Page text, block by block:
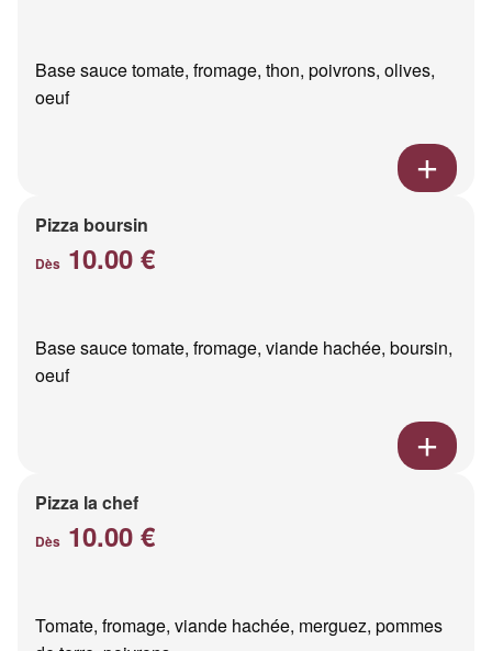
Base sauce tomate, fromage, thon, poivrons, olives,
oeuf
Pizza boursin
Dès 10.00 €
Base sauce tomate, fromage, viande hachée, boursin,
oeuf
Pizza la chef
Dès 10.00 €
Tomate, fromage, viande hachée, merguez, pommes